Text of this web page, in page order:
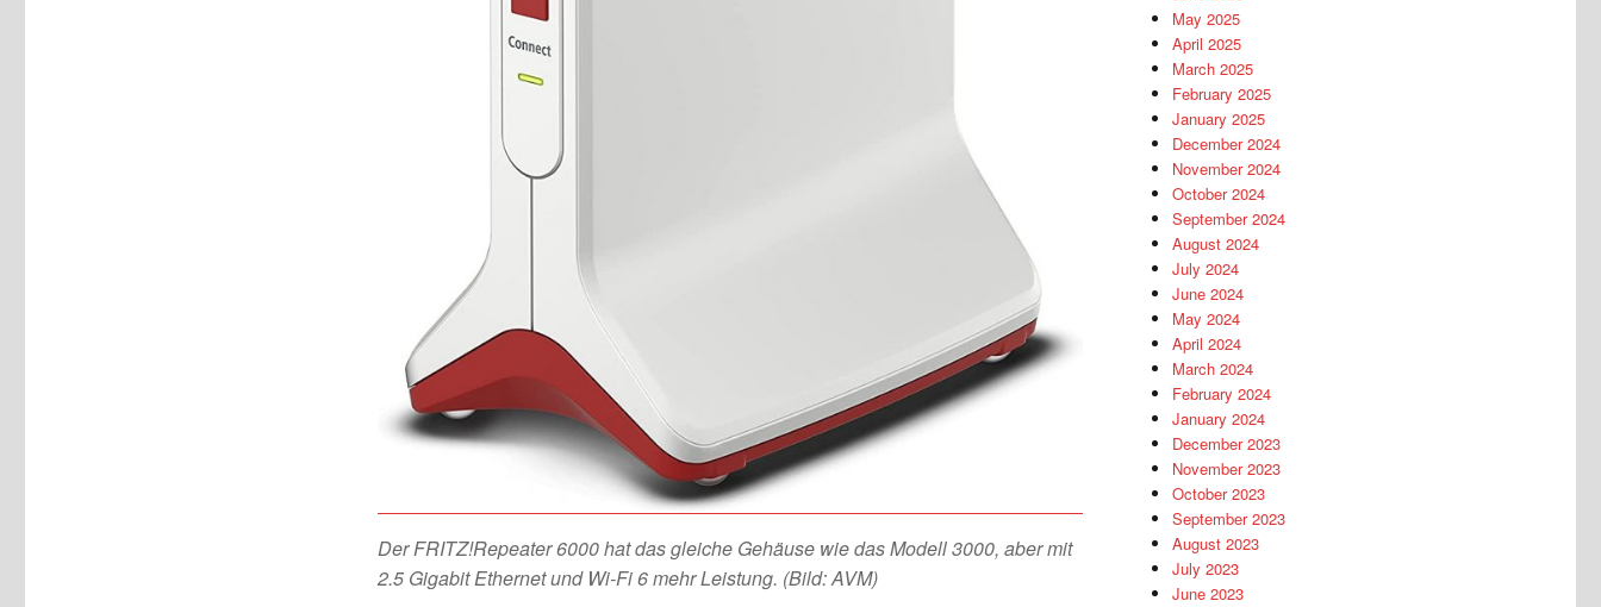
Der FRITZ!Repeater 6000 hat das gleiche Gehäuse wie das Modell 3000, aber mit
2.5 Gigabit Ethernet und Wi-Fi 6 mehr Leistung. (Bild: AVM)
May 2025
April 2025
March 2025
February 2025
January 2025
December 2024
November 2024
October 2024
September 2024
August 2024
July 2024
June 2024
May 2024
April 2024
March 2024
February 2024
January 2024
December 2023
November 2023
October 2023
September 2023
August 2023
July 2023
June 2023